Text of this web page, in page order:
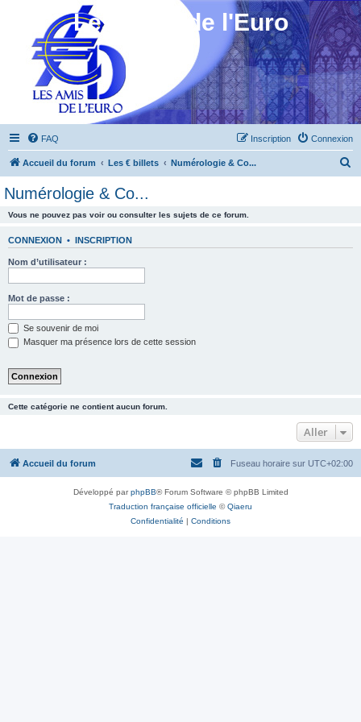
Les Amis de l'Euro
FAQ Connexion
Inscription
Accueil du forum Les € billets Numérologie & Co...
Numérologie & Co...
Vous ne pouvez pas voir ou consulter les sujets de ce forum.
CONNEXION • INSCRIPTION
Nom d’utilisateur :
Mot de passe :
Se souvenir de moi
Masquer ma présence lors de cette session
Cette catégorie ne contient aucun forum.
Aller
Accueil du forum Fuseau horaire sur UTC+02:00
Développé parphpBB® Forum Software © phpBB Limited
Traduction française officielle ©Qiaeru
Confidentialité | Conditions